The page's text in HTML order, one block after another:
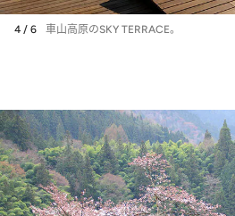
4 / 6 車山高原のSKY TERRACE。